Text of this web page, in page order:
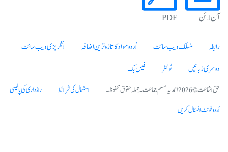
آن لائن PDF
رابطہ منسلک ویب سائٹ اُردو مواد کا تازہ ترین اضافہ
انگریزی ویب سائٹ
دوسری زبانیں
ٹوئٹر فیس بک
حق اشاعت © 2026 احمدیہ مسلم جماعت۔ جملہ حقوق محفوظ۔ استعمال کی شرائط
رازداری کی پالیسی
اُردو فونٹ انسٹال کریں